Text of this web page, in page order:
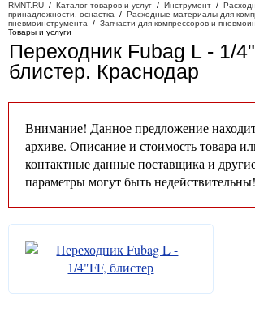
RMNT.RU / Каталог товаров и услуг / Инструмент /
принадлежности, оснастка / Расходные материалы для
пневмоинструмента / Запчасти для компрессоров и
Товары и услуги
Переходник Fubag L - 1/
блистер. Краснодар
Внимание! Данное предложение
архиве. Описание и стоимость товара
контактные данные поставщика и
параметры могут быть недействительны!